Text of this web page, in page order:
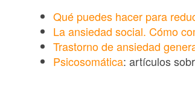
Qué puedes hacer para
La ansiedad social. Cómo
Trastorno de ansiedad
Psicosomática: artículos